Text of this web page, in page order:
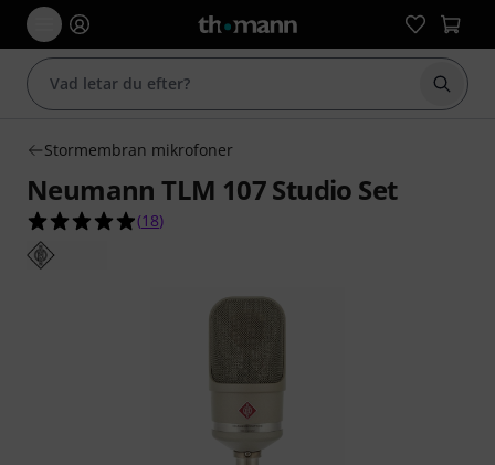
Börja
Stormembran mikrofoner
Neumann TLM 107 Studio Set
4.9 av 5 stjärnor från 18 kundbetyg
(18)